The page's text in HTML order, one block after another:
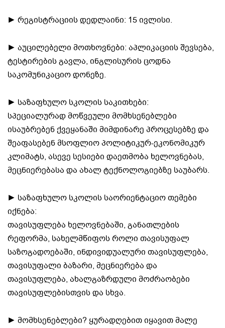
► რეგისტრაციის დედლაინი: 15 ივლისი.
► აუცილებელი მოთხოვნები: აპლიკაციის შევსება,
ტესტირების გავლა, ინგლისურის ცოდნა
საკომუნიკაციო დონეზე.
► საზაფხულო სკოლის საკითხები:
სპეციალურად მოწვეული მომხსენებლები
ისაუბრებენ ქვეყანაში მიმდინარე პროცესებზე და
შეაფასებენ მსოფლიო პოლიტიკურ-ეკონომიკურ
კლიმატს, ასევე სესიები დაეთმობა ხელოვნებას,
მეცნიერებასა და ახალ ტექნოლოგიებზე საუბარს.
► საზაფხულო სკოლის საორიენტაციო თემები
იქნება:
თავისუფლება ხელოვნებაში, განათლების
რეფორმა, სახელმწიფოს როლი თავისუფალ
საზოგადოებაში, ინდივიდუალური თავისუფლება,
თავისუფალი ბაზარი, მეცნიერება და
თავისუფლება, ახალგაზრდული მოძრაობები
თავისუფლებისთვის და სხვა.
► მომხსენებლები? ყურადღებით იყავით მალე